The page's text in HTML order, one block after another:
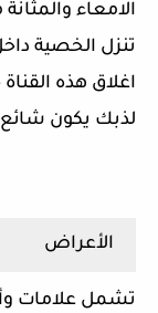
الامعاء
تنزل الخصية
اغلاق هذه
لذبك يكون شائع
الأعراض
تشمل علامات